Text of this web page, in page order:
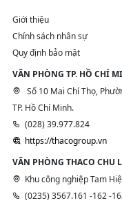
Giới thiệu
Chính sách nhân sự
Quy định bảo mật
VĂN PHÒNG TP. HỒ CHÍ
Số 10 Mai Chí Thọ,
TP. Hồ Chí Minh.
(028) 39.977.824
https://thacogroup.vn
VĂN PHÒNG THACO CHU
Khu công nghiệp Tam
(0235) 3567.161 -162 -